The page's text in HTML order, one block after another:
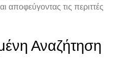
αποφεύγοντας τις περιττές
Αναζήτηση